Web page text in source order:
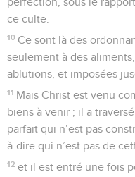
ce culte.
10 Ce sont là des
seulement à des
ablutions, et imposées
11 Mais Christ est venu
biens à venir ; il a
parfait qui n’est pas
à-dire qui n’est pas de
12 et il est entré une fois